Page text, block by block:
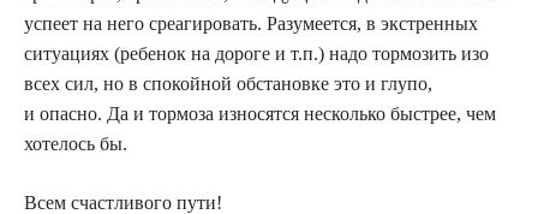
успеет на него среагировать. Разумеется, в экстренных
ситуациях (ребенок на дороге и т.п.) надо тормозить изо
всех сил, но в спокойной обстановке это и глупо,
и опасно. Да и тормоза износятся несколько быстрее, чем
хотелось бы.
Всем счастливого пути!